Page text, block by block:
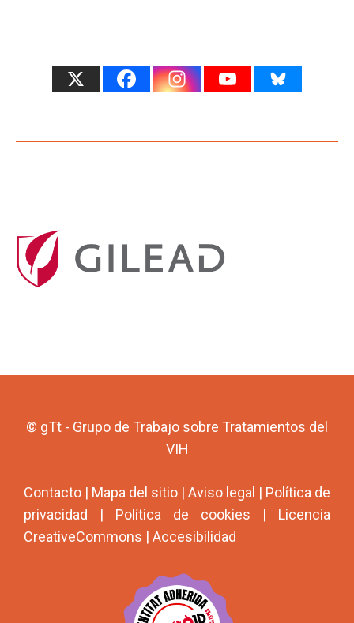
© gTt - Grupo de Trabajo sobre Tratamientos del
VIH
Contacto | Mapa del sitio | Aviso legal | Política de
privacidad | Política de cookies | Licencia
CreativeCommons | Accesibilidad